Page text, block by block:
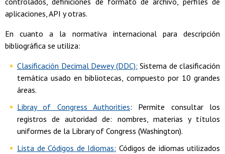
aplicaciones, API y otras.
En cuanto a la normativa internacional para descripción
bibliográfica se utiliza:
Clasificación Decimal Dewey (DDC): Sistema de clasificación
temática usado en bibliotecas, compuesto por 10 grandes
áreas.
Libray of Congress Authorities: Permite consultar los
registros de autoridad de: nombres, materias y títulos
uniformes de la Library of Congress (Washington).
Lista de Códigos de Idiomas: Códigos de idiomas utilizados